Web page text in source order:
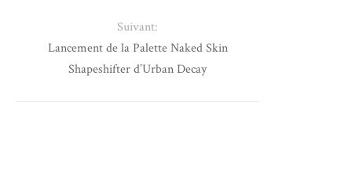
Suivant:
Lancement de la Palette Naked Skin
Shapeshifter d’Urban Decay